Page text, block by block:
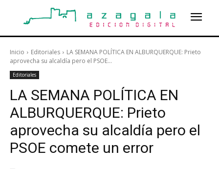
Inicio Editoriales
LA SEMANA POLÍTICA EN ALBURQUERQUE: Prieto
aprovecha su alcaldía pero el PSOE...
Editoriales
LA SEMANA POLÍTICA EN
ALBURQUERQUE: Prieto
aprovecha su alcaldía pero el
PSOE comete un error